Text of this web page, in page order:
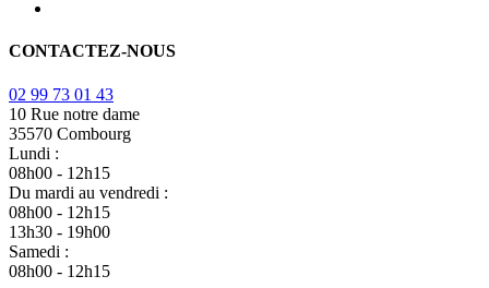
CONTACTEZ-NOUS
02 99 73 01 43
10 Rue notre dame
35570 Combourg
Lundi :
08h00 - 12h15
Du mardi au vendredi :
08h00 - 12h15
13h30 - 19h00
Samedi :
08h00 - 12h15